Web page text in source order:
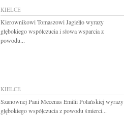
KIELCE
Kierownikowi Tomaszowi Jagiełło wyrazy
głębokiego współczucia i słowa wsparcia z
powodu...
KIELCE
Szanownej Pani Mecenas Emilii Polańskiej wyrazy
głębokiego współczucia z powodu śmierci...